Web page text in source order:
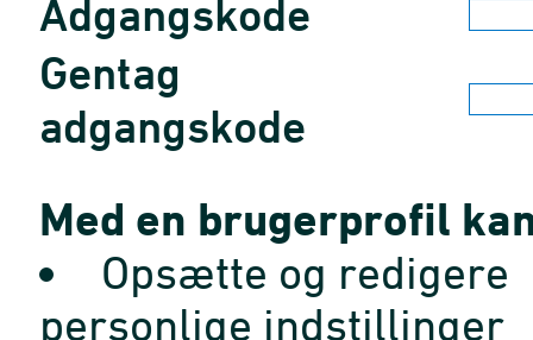
Adgangskode
Gentag
adgangskode
Med en brugerprofil
Opsætte og redigere
personlige indstillinger